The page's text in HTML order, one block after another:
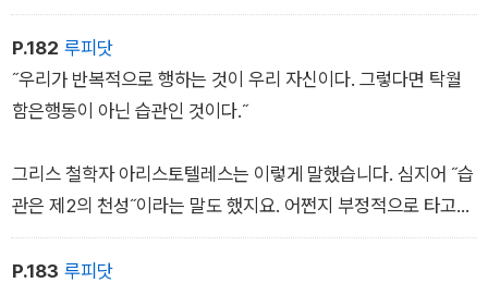
매일매일 1시간이든 2시간이든 방해받지 않고 작업에 몰입할 수
있는 ‘집중 시간대‘를 설정하고 이 시간 동안에는 절대로 딴짓을
하지 않도록 주의를 기울이는 것이 중요합니다. 이 과정을 반복하
여 루틴으로 확립하면 날이 갈수록 몰입도가 커지고, 집중시간
P.182 루피닷
˝우리가 반복적으로 행하는 것이 우리 자신이다. 그렇다면 탁월
함은행동이 아닌 습관인 것이다.˝
그리스 철학자 아리스토텔레스는 이렇게 말했습니다. 심지어 ˝습
관은 제2의 천성˝이라는 말도 했지요. 어쩐지 부정적으로 타고
난 천성이 있더라도 좋은 습관으로 극복할 수 있다는뜻입니다. 루
틴이 습관이 되고, 그대로 태도가 되면 타고난 성격을 극복
P.183 루피닷